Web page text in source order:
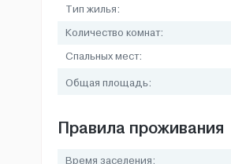
Тип жилья:
Количество комнат:
Спальных мест:
Общая площадь:
Правила проживания
Время заселения: